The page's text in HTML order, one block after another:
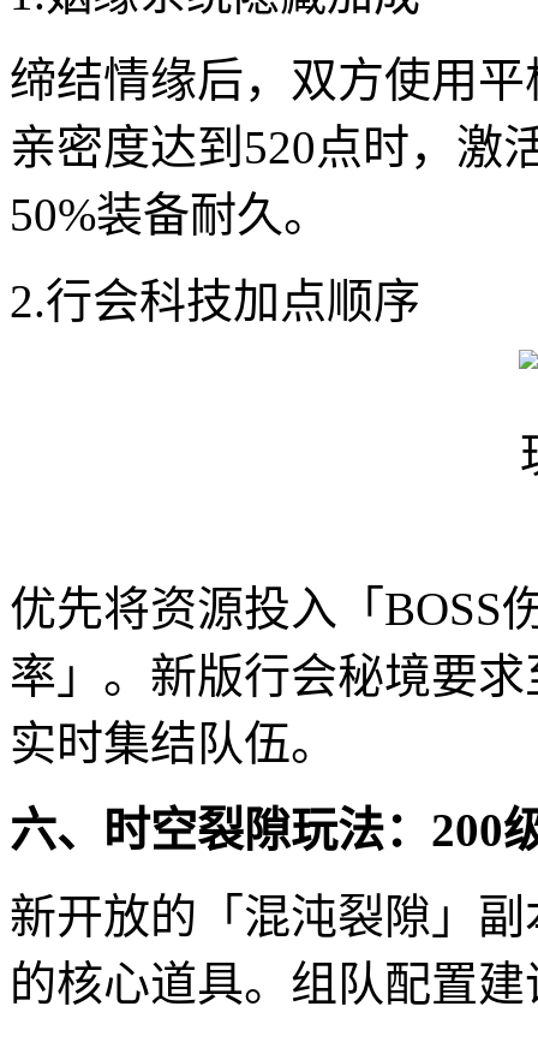
缔结情缘后，双方使用
亲密度达到520点时，激
50%装备耐久。
2.行会科技加点顺序
优先将资源投入「BOSS
率」。新版行会秘境要
实时集结队伍。
六、时空裂隙玩法：200
新开放的「混沌裂隙」
的核心道具。组队配置建